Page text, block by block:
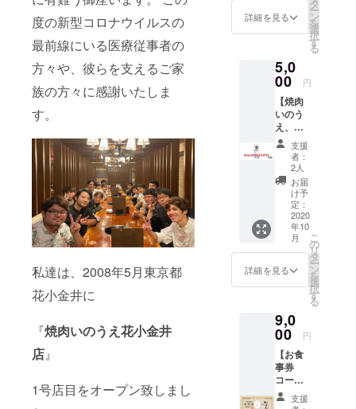
度の新型コロナウイルスの
最前線にいる医療従事者の
方々や、彼らを支えるご家
族の方々に感謝いたしま
す。
私達は、2008年5月東京都
花小金井に
『焼肉いのうえ花小金井
店』
1号店目をオープン致しまし
頂ける
お食事
券をお
たしま
す。 コ
ロナ
ウィル
ス収束
後に笑
顔でま
た会え
る日ま
で有効
期限は
ありま
せん。
※お食事
券はお
つりは
出ませ
2021年
2月末日
詳細を見る
タ
ー
ン
を
選
択
す
る
5,0
00 円
【焼肉
いのう
え、焼
肉レス
トラン
ロイン
ズオリ
ジナル
グラ
ス】 ロ
ゴ入り
のオリ
ジナル
グラス
をお送
りしま
画像は
イメー
ジで
す。
支援
者：
2人
お届
け予
定：
2020
年10
月
詳細を見る
こ
の
リ
タ
ー
ン
を
選
択
す
る
9,0
00 円
【お食
事券
コー
ス】
10,000
支援